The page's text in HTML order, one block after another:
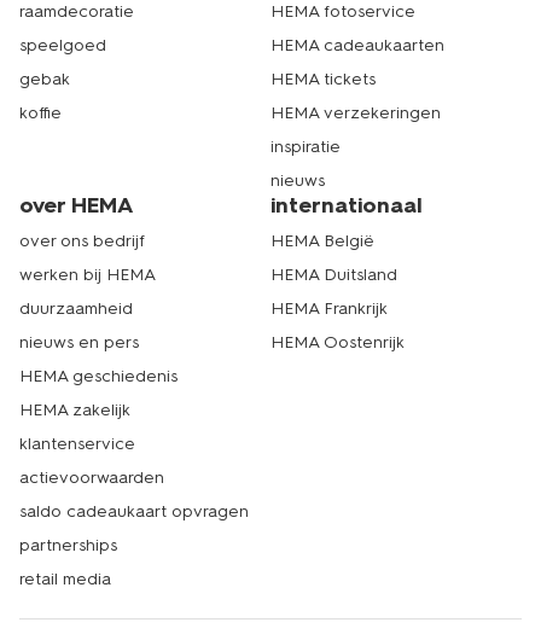
raamdecoratie
speelgoed
gebak
koffie
HEMA fotoservice
HEMA cadeaukaarten
HEMA tickets
HEMA verzekeringen
inspiratie
nieuws
over HEMA
over ons bedrijf
werken bij HEMA
duurzaamheid
nieuws en pers
HEMA geschiedenis
HEMA zakelijk
klantenservice
actievoorwaarden
saldo cadeaukaart opvragen
partnerships
retail media
internationaal
HEMA België
HEMA Duitsland
HEMA Frankrijk
HEMA Oostenrijk